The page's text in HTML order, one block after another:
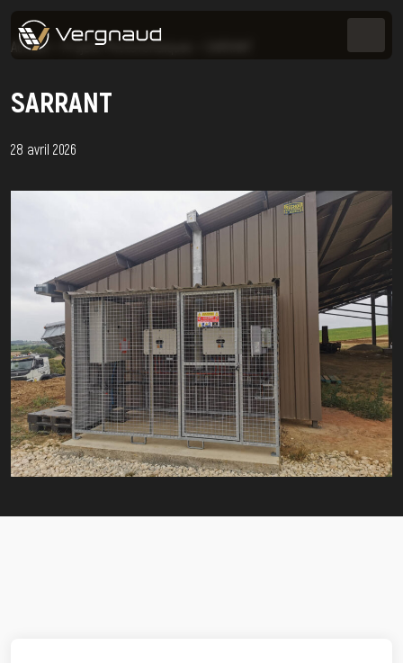
Accueil Projets Photovoltaïques
SARRANT
28 avril 2026